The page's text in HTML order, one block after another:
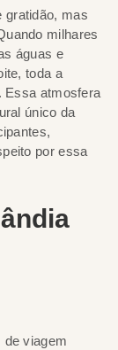
gratidão, mas
milhares
águas e
toda a
Essa atmosfera
único da
por essa
de viagem